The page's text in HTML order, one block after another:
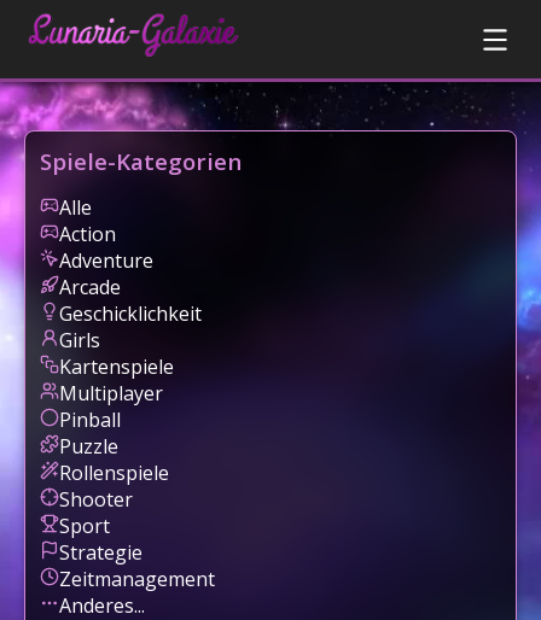
Spiele-Kategorien
Alle
Action
Adventure
Arcade
Geschicklichkeit
Girls
Kartenspiele
Multiplayer
Pinball
Puzzle
Rollenspiele
Shooter
Sport
Strategie
Zeitmanagement
Anderes...